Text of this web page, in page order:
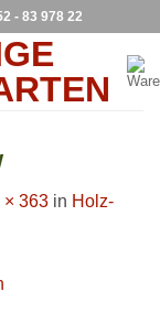
- 83 978 22
× 363 in Holz-